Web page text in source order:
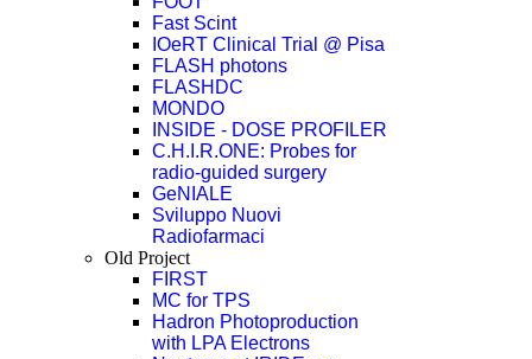
Fast Scint
IOeRT Clinical Trial @ Pisa
FLASH photons
FLASHDC
MONDO
INSIDE - DOSE PROFILER
C.H.I.R.ONE: Probes for
radio-guided surgery
GeNIALE
Sviluppo Nuovi
Radiofarmaci
Old Project
FIRST
MC for TPS
Hadron Photoproduction
with LPA Electrons